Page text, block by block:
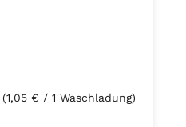
(1,05 € / 1 Waschladung)